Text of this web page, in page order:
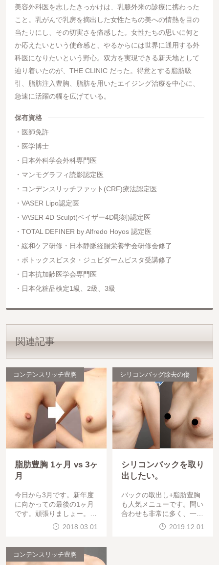
美容外科医を志したきっかけは、乳腺外来の診療に携わった
こと。乳がんで乳房を摘出した女性たちの美への情熱を目の
当たりにし、その切実さを痛感した。女性たちの思いに何と
か応えたいという使命感と、やるからには世界に通用する外
科医になりたいという野心。双方を実現できる新天地として
辿り着いたのが、THE CLINIC だった。得意とする脂肪吸
引、脂肪注入豊胸、脂肪を用いたエイジング治療を中心に、
急速に活躍の幅を広げている。
保有資格
医師免許
医学博士
日本外科学会外科専門医
マンモグラフィ読影認定医
コンデンスリッチファット(CRF)療法認定医
VASER Lipo認定医
VASER 4D Sculpt(ベイザー4D彫刻)認定医
TOTAL DEFINER by Alfredo Hoyos 認定医
緩和ケア研修・日本静脈経腸栄養学会研修会修了
ボトックスビスタ・ジュビダームビスタ受講修了
日本抗加齢医学会専門医
日本化粧品検定1級、2級、3級
関連記事
コンデンスリッチ豊胸
脂肪豊胸 1ヶ月 vs 3ヶ
月
今日から3月です。新年度
に向かっての最後の1ヶ月
です。頑張りましょー。良
くゲストから聞かれます。
「脂肪豊胸で、どのくらい
月過ぎましたが、ここから
どれくらい減
2018.03.01
シリコンバッグ除去の傷
シリコンバックを取り
出したい。
バックの取出し+脂肪豊胸
も人気メニューです。問い
合わせも非常に多く、一番
多い心配は、「バストサイ
ズがかなり減るのではない
2019.12.01
コンデンスリッチ豊胸